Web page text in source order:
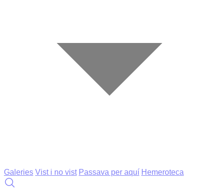
Galeries Vist i no vist Passava per aquí Hemeroteca